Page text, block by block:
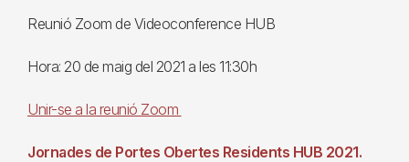
Reunió Zoom de Videoconference HUB
Hora: 20 de maig del 2021 a les 11:30h
Unir-se a la reunió Zoom
Jornades de Portes Obertes Residents HUB 2021.